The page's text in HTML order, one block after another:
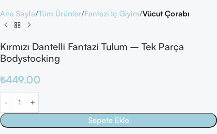
Ana Sayfa Tüm Ürünler Fantezi İç Giyim Vücut Çorabı
Kırmızı Dantelli Fantazi Tulum – Tek Parça
Bodystocking
₺449.00
Sepete Ekle